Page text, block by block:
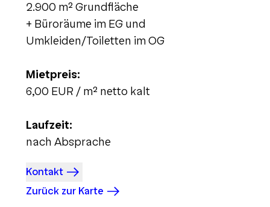
2.900 m² Grundfläche
+ Büroräume im EG und
Umkleiden/Toiletten im OG
Mietpreis:
6,00 EUR / m² netto kalt
Laufzeit:
nach Absprache
Kontakt
Zurück zur Karte